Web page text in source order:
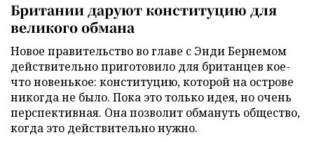
Британии даруют конституцию для
великого обмана
Новое правительство во главе с Энди Бернемом
действительно приготовило для британцев кое-
что новенькое: конституцию, которой на острове
никогда не было. Пока это только идея, но очень
перспективная. Она позволит обмануть общество,
когда это действительно нужно.